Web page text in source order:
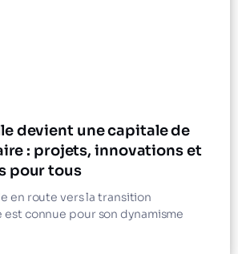
devient une capitale de
: projets, innovations et
pour tous
en route vers la transition
connue pour son dynamisme